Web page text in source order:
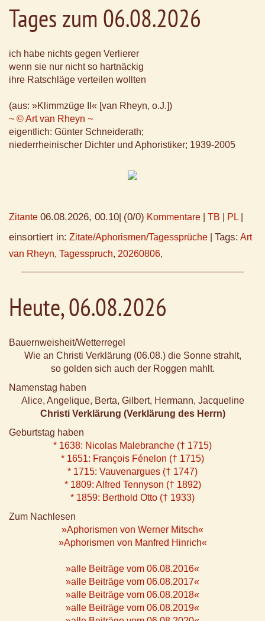
Tages zum 06.08.2026
ich habe nichts gegen Verlierer
wenn sie nur nicht so hartnäckig
ihre Ratschläge verteilen wollten
(aus: »Klimmzüge II« [van Rheyn, o.J.])
~ © Art van Rheyn ~
eigentlich: Günter Schneiderath;
niederrheinischer Dichter und Aphoristiker; 1939-2005
Zitante 06.08.2026, 00.10 (0/0) Kommentare TB PL
einsortiert in: Zitate/Aphorismen/Tagessprüche Tags: Art
van Rheyn, Tagesspruch, 20260806,
Heute, 06.08.2026
Bauernweisheit/Wetterregel
Wie an Christi Verklärung (06.08.) die Sonne strahlt,
so golden sich auch der Roggen mahlt.
Namenstag haben
Alice, Angelique, Berta, Gilbert, Hermann, Jacqueline
Christi Verklärung (Verklärung des Herrn)
Geburtstag haben
* 1638: Nicolas Malebranche († 1715)
* 1651: François Fénelon († 1715)
* 1715: Vauvenargues († 1747)
* 1809: Alfred Tennyson († 1892)
* 1859: Berthold Otto († 1933)
Zum Nachlesen
»Aphorismen von Werner Mitsch«
»Aphorismen von Manfred Hinrich«
»alle Beiträge vom 06.08.2016«
»alle Beiträge vom 06.08.2017«
»alle Beiträge vom 06.08.2018«
»alle Beiträge vom 06.08.2019«